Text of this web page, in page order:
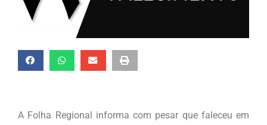
A Folha Regional informa com pesar que faleceu em